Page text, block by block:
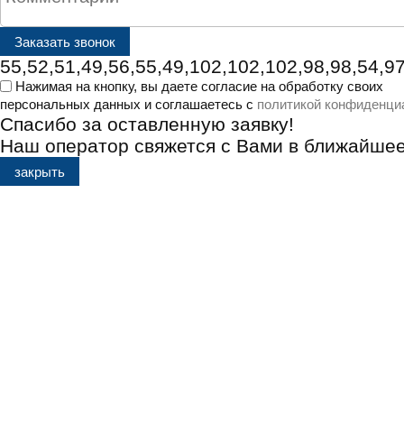
Нажимая на кнопку, вы даете согласие на обработку своих
персональных данных и соглашаетесь с политикой
Спасибо за оставленную заявку!
Наш оператор свяжется с Вами в
закрыть